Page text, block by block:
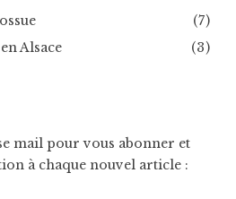
(7)
Alsace
(3)
mail pour vous abonner et
à chaque nouvel article :